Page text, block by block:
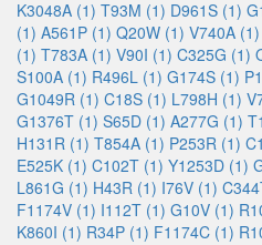
K3048A (1) T93M (1) D961S (1)
(1) A561P (1) Q20W (1) V740A (1)
(1) T783A (1) V90I (1) C325G (1)
S100A (1) R496L (1) G174S (1)
G1049R (1) C18S (1) L798H (1)
G1376T (1) S65D (1) A277G (1)
H131R (1) T854A (1) P253R (1)
E525K (1) C102T (1) Y1253D (1)
L861G (1) H43R (1) I76V (1)
F1174V (1) I112T (1) G10V (1)
K860I (1) R34P (1) F1174C (1)